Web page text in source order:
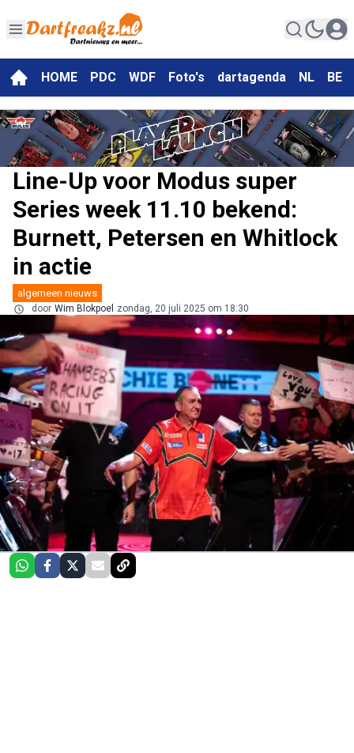
HOME PDC WDF Foto's dartagenda NL BE
Line-Up voor Modus super
Series week 11.10 bekend:
Burnett, Petersen en Whitlock
in actie
algemeen nieuws
door Wim Blokpoel zondag, 20 juli 2025 om 18:30